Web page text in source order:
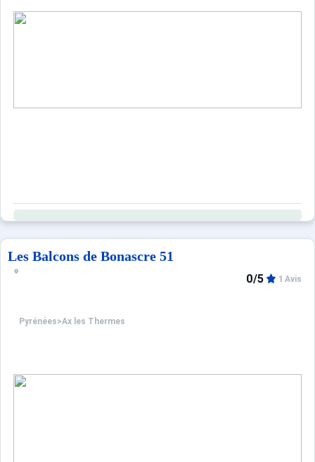
Les Balcons de Bonascre 51
Pyrénées>Ax les Thermes
0/5 1 Avis